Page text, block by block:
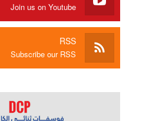
Join us on Youtube
RSS
Subscribe our RSS